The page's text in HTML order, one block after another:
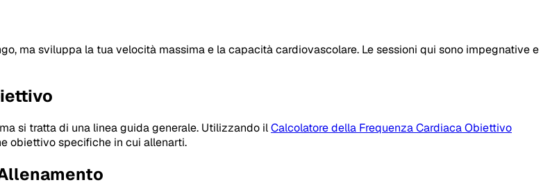
ma sviluppa la tua velocità massima e la capacità cardiovascolare. Le sessioni qui sono impegnative e
si tratta di una linea guida generale. Utilizzando ilCalcolatore della Frequenza Cardiaca Obiettivo
obiettivo specifiche in cui allenarti.